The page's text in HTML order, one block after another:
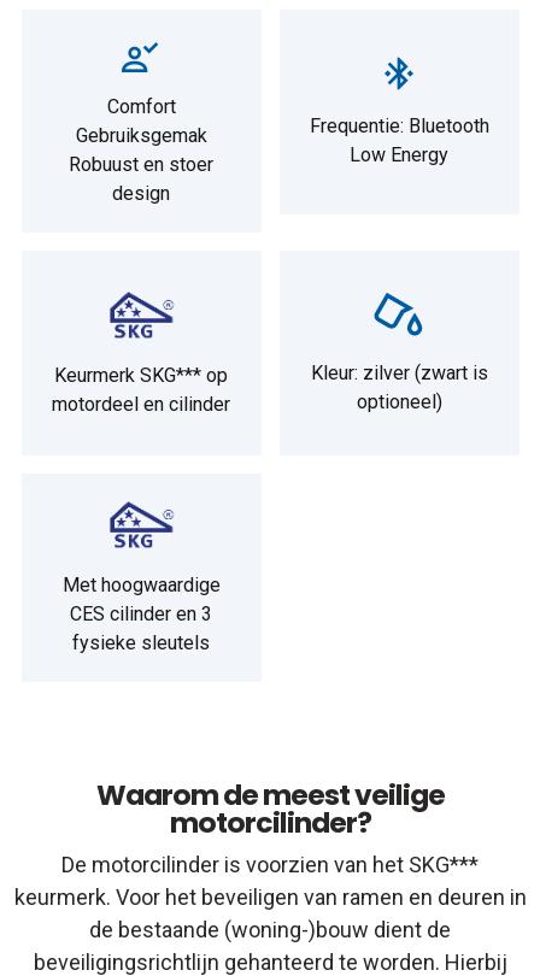
Comfort
Gebruiksgemak
Robuust en stoer
design
Frequentie: Bluetooth
Low Energy
Keurmerk SKG*** op
motordeel en cilinder
Kleur: zilver (zwart is
optioneel)
Met hoogwaardige
CES cilinder en 3
fysieke sleutels
Waarom de meest veilige
motorcilinder?
De motorcilinder is voorzien van het SKG***
keurmerk. Voor het beveiligen van ramen en deuren in
de bestaande (woning-)bouw dient de
beveiligingsrichtlijn gehanteerd te worden. Hierbij